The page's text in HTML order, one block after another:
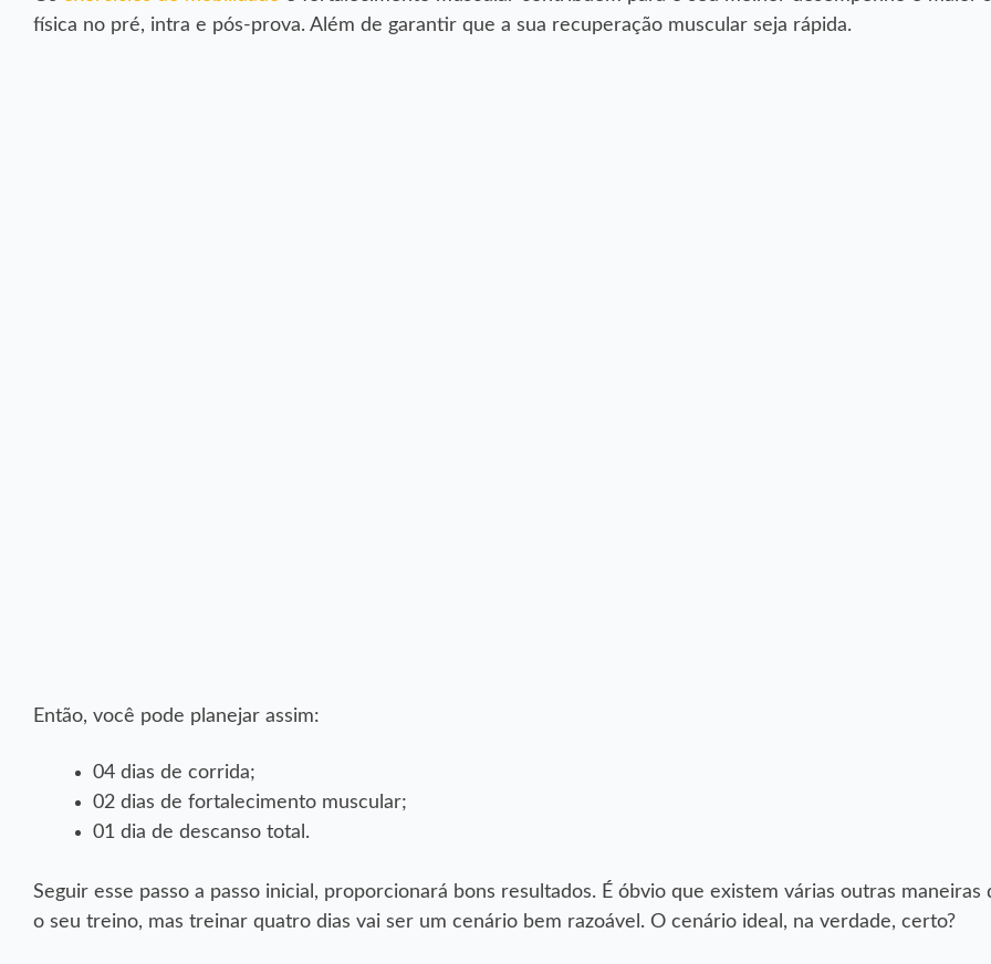
física no pré, intra e pós-prova. Além de garantir que a sua recuperação muscular seja rápida.
Então, você pode planejar assim:
04 dias de corrida;
02 dias de fortalecimento muscular;
01 dia de descanso total.
Seguir esse passo a passo inicial, proporcionará bons resultados. É óbvio que existem várias outras maneiras
o seu treino, mas treinar quatro dias vai ser um cenário bem razoável. O cenário ideal, na verdade, certo?